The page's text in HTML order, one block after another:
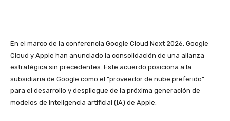
En el marco de la conferencia Google Cloud Next 2026, Google
Cloud y Apple han anunciado la consolidación de una alianza
estratégica sin precedentes. Este acuerdo posiciona a la
subsidiaria de Google como el “proveedor de nube preferido”
para el desarrollo y despliegue de la próxima generación de
modelos de inteligencia artificial (IA) de Apple.